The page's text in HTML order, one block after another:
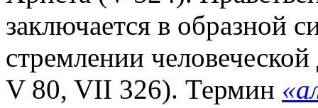
заключается в образной
стремлении
V 80, VII 326). Термин